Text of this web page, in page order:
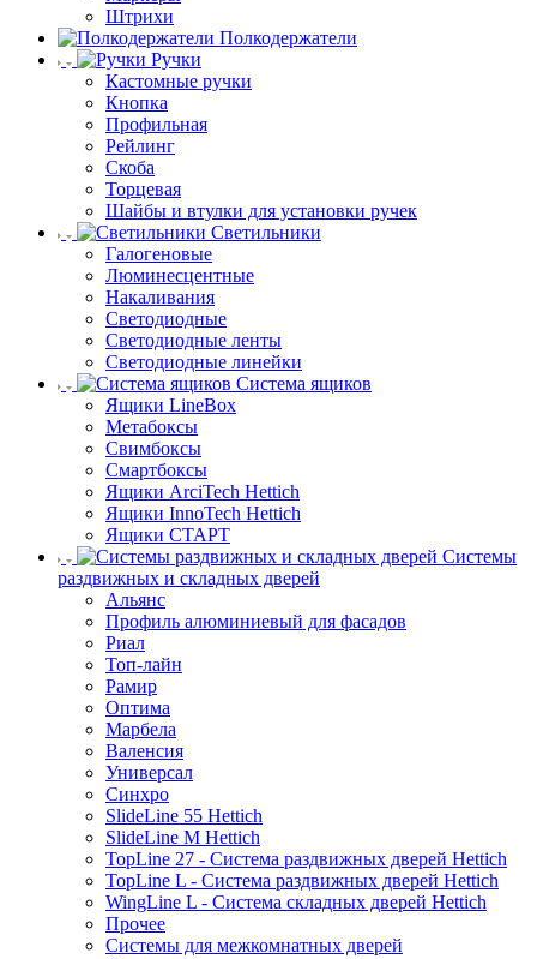
Штрихи
Полкодержатели
Ручки
Кастомные ручки
Кнопка
Профильная
Рейлинг
Скоба
Торцевая
Шайбы и втулки для установки ручек
Светильники
Галогеновые
Люминесцентные
Накаливания
Светодиодные
Светодиодные ленты
Светодиодные линейки
Система ящиков
Ящики LineBox
Метабоксы
Свимбоксы
Смартбоксы
Ящики ArciTech Hettich
Ящики InnoTech Hettich
Ящики СТАРТ
Системы
раздвижных и складных дверей
Альянс
Профиль алюминиевый для фасадов
Риал
Топ-лайн
Рамир
Оптима
Марбела
Валенсия
Универсал
Синхро
SlideLine 55 Hettich
SlideLine M Hettich
TopLine 27 - Система раздвижных дверей Hettich
TopLine L - Система раздвижных дверей Hettich
WingLine L - Система складных дверей Hettich
Прочее
Системы для межкомнатных дверей